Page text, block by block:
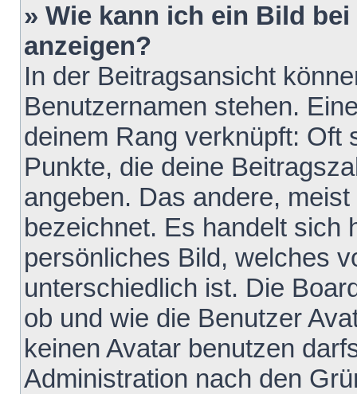
» Wie kann ich ein Bild
anzeigen?
In der Beitragsansicht
Benutzernamen stehen.
deinem Rang verknüpft: Oft
Punkte, die deine
angeben. Das andere,
bezeichnet. Es handelt sich
persönliches Bild, welches
unterschiedlich ist. Die
ob und wie die Benutzer
keinen Avatar benutzen
Administration nach den